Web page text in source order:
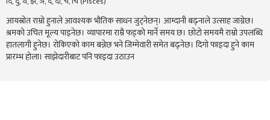
आयस्रोत राम्रो हुनाले आवश्यक भौतिक साधन जुट्नेछन्। आम्दानी बढ्नाले उत्साह जाग्नेछ।
श्रमको उचित मूल्य पाइनेछ। व्यापारमा राम्रै फड्को मार्ने समय छ। छोटो समयमै राम्रो उपलब्धि
हातलागी हुनेछ। रोकिएको काम बन्नेछ भने जिम्मेवारी समेत बढ्नेछ। दिगो फाइदा हुने काम
प्रारम्भ होला। साझेदारीबाट पनि फाइदा उठाउन